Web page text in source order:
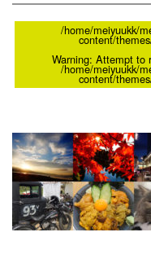
/home/meiyuukk/
content/
Warning: Attempt to
/home/meiyuukk/
content/